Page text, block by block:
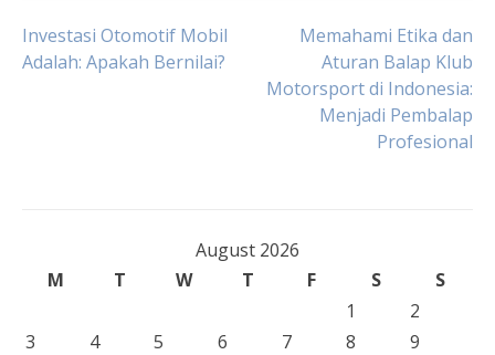
Post
Investasi Otomotif Mobil
Adalah: Apakah Bernilai?
Memahami Etika dan
Aturan Balap Klub
Motorsport di Indonesia:
Menjadi Pembalap
Profesional
August 2026
M
T W T F S
S
1
2
3
4 5 6 7 8
9